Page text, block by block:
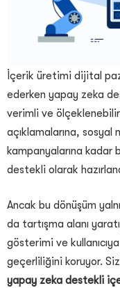
İçerik üretimi dijital
ederken yapay zeka
verimli ve ölçeklenebilir
açıklamalarına,
kampanyalarına
destekli olarak
Ancak bu dönüşüm
da tartışma alanı
gösterimi ve
geçerliliğini koruyor.
yapay zeka destekli